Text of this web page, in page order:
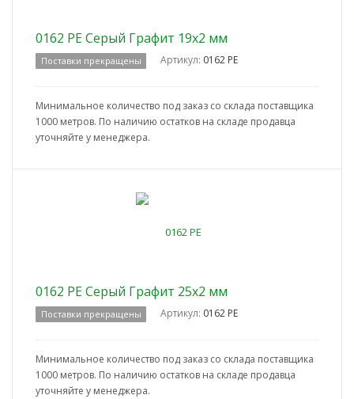
0162 PE Серый Графит 19x2 мм
Поставки прекращены Артикул: 0162 PE
Минимальное количество под заказ со склада поставщика
1000 метров. По наличию остатков на складе продавца
уточняйте у менеджера.
0162 PE Серый Графит 25x2 мм
Поставки прекращены Артикул: 0162 PE
Минимальное количество под заказ со склада поставщика
1000 метров. По наличию остатков на складе продавца
уточняйте у менеджера.